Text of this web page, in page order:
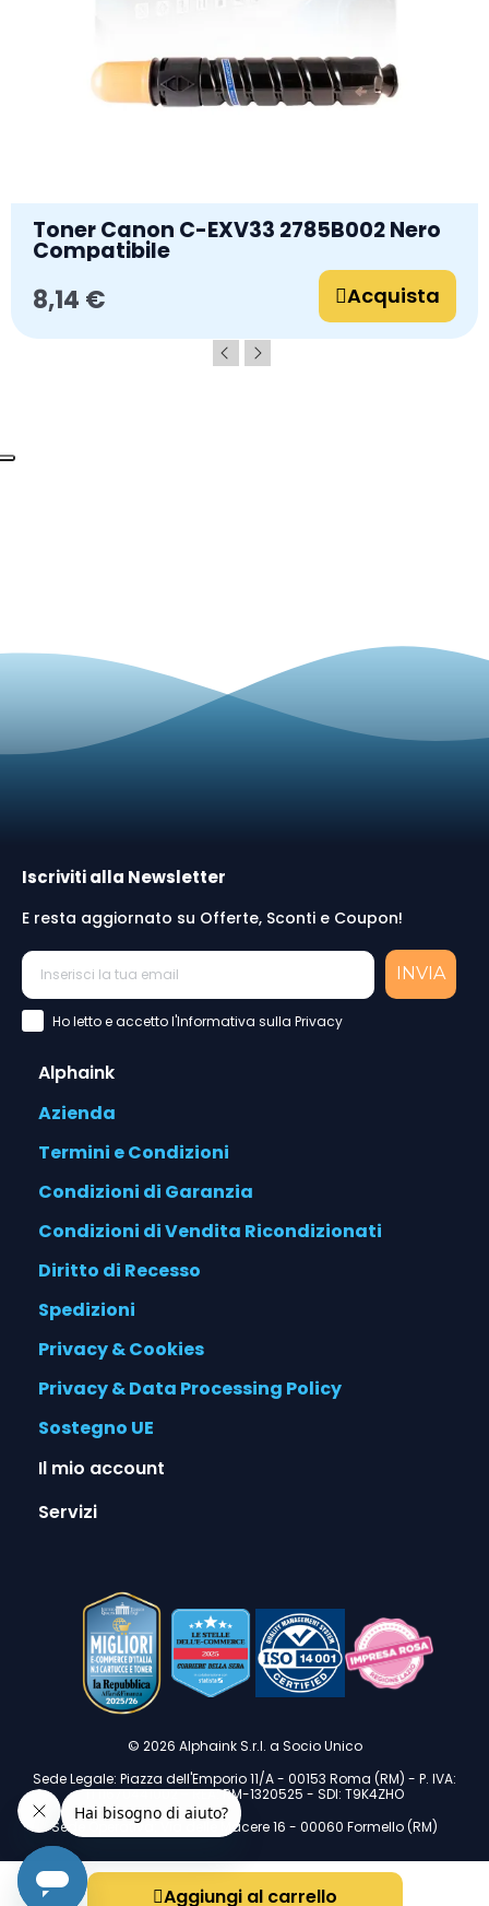
Toner Canon C-EXV33 2785B002 Nero
Compatibile
8,14 € Acquista
Aggiungi al carrello
Iscriviti alla Newsletter
E resta aggiornato su Offerte, Sconti e Coupon!
INVIA
Accettazione Privacy Policy
Ho letto e accetto l'Informativa sulla Privacy
Alphaink
Azienda
Termini e Condizioni
Condizioni di Garanzia
Condizioni di Vendita Ricondizionati
Diritto di Recesso
Spedizioni
Privacy & Cookies
Privacy & Data Processing Policy
Sostegno UE
Il mio account
Servizi
© 2026 Alphaink S.r.l. a Socio Unico
Sede Legale: Piazza dell'Emporio 11/A - 00153 Roma (RM) - P. IVA:
IT11670441002 - REA: RM-1320525 - SDI: T9K4ZHO
Sede Operativa: Via delle Macere 16 - 00060 Formello (RM)